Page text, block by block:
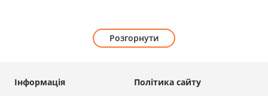
Розгорнути
Політика сайту
Інформація